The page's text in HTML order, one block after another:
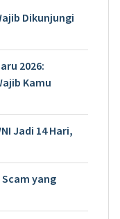
Dikunjungi
2026:
Kamu
Jadi 14 Hari,
yang